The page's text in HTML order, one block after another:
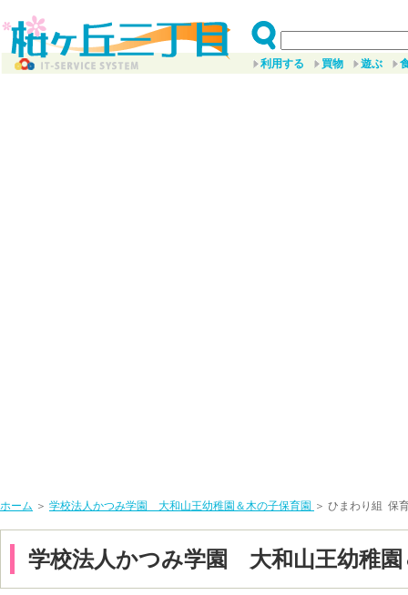
利用する 買物 遊ぶ
ホーム ＞ 学校法人かつみ学園 大和山王幼稚園＆木の子保育園 ＞ ひまわり組 保
学校法人かつみ学園 大和山王幼稚園